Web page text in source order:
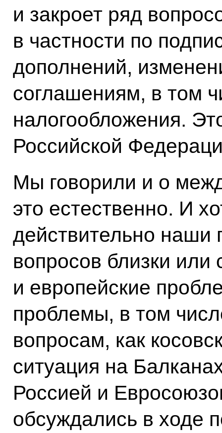
и закроет ряд
в частности по
дополнений,
соглашениям, в том
налогообложения.
Российской
Мы говорили и о
это естественно. И
действительно наши
вопросов близки
и европейские
проблемы, в том
вопросам, как
ситуация на
Россией и
обсуждались в ходе